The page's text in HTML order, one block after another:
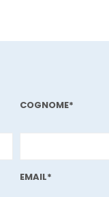
COGNOME*
EMAIL*